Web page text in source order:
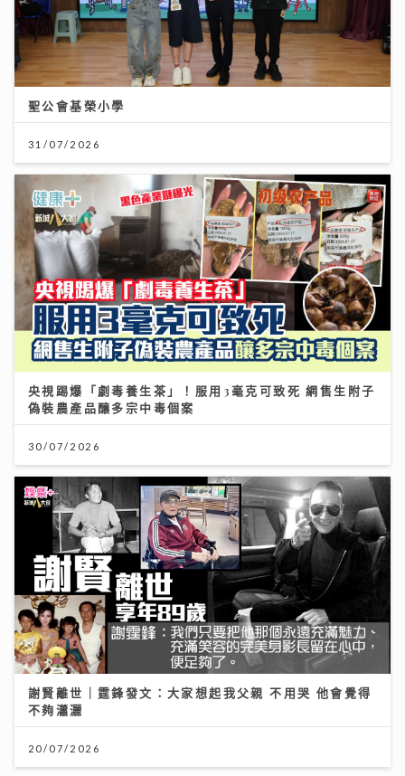
聖公會基榮小學
31/07/2026
央視踢爆「劇毒養生茶」！服用3毫克可致死 網售生附子
偽裝農產品釀多宗中毒個案
30/07/2026
謝賢離世｜霆鋒發文：大家想起我父親 不用哭 他會覺得
不夠瀟灑
20/07/2026